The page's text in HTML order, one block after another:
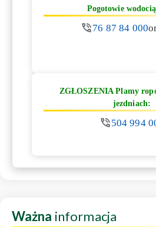
Pogotowie
76 87 84 000
ZGŁOSZENIA Plamy
jezdniach:
504 994
Ważna informacja